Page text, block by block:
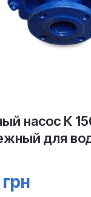
насос К
для
грн